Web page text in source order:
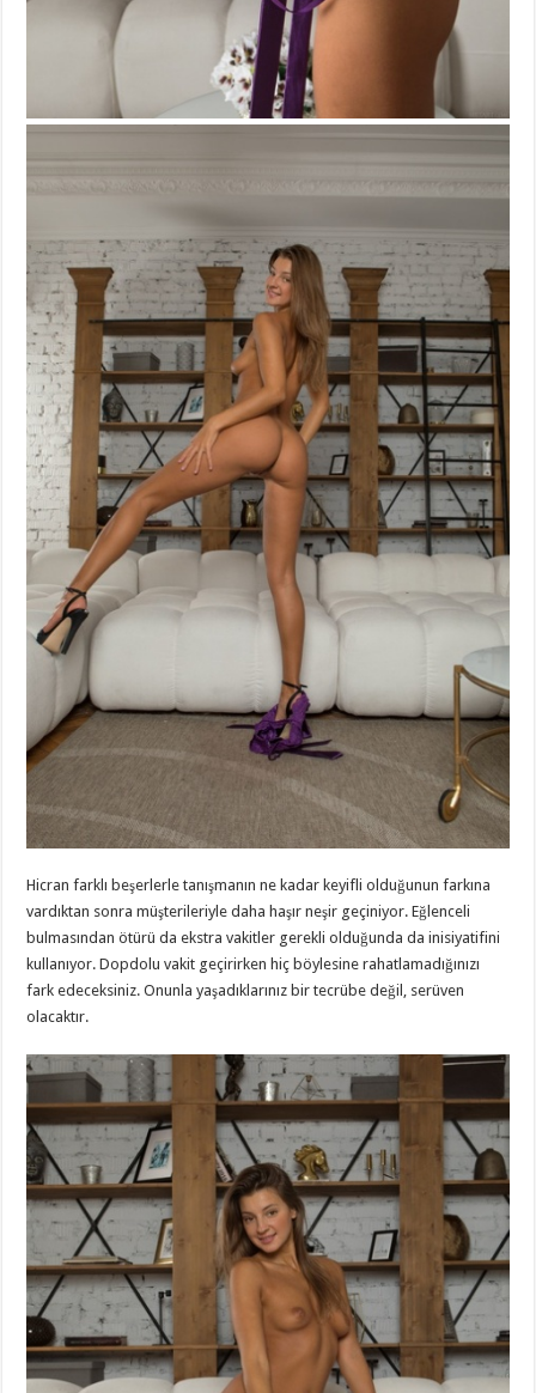
Hicran farklı beşerlerle tanışmanın ne kadar keyifli olduğunun farkına
vardıktan sonra müşterileriyle daha haşır neşir geçiniyor. Eğlenceli
bulmasından ötürü da ekstra vakitler gerekli olduğunda da inisiyatifini
kullanıyor. Dopdolu vakit geçirirken hiç böylesine rahatlamadığınızı
fark edeceksiniz. Onunla yaşadıklarınız bir tecrübe değil, serüven
olacaktır.